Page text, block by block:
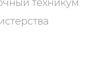
техникум